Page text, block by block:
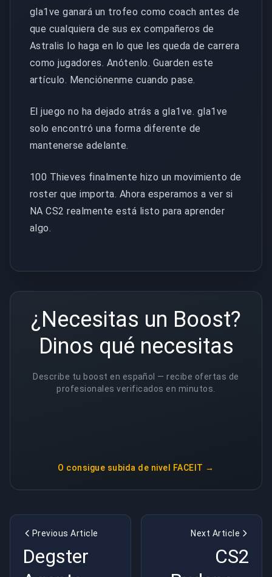
gla1ve ganará un trofeo como coach antes de
que cualquiera de sus ex compañeros de
Astralis lo haga en lo que les queda de carrera
como jugadores. Anótenlo. Guarden este
artículo. Menciónenme cuando pase.
El juego no ha dejado atrás a gla1ve. gla1ve
solo encontró una forma diferente de
mantenerse adelante.
100 Thieves finalmente hizo un movimiento de
roster que importa. Ahora esperamos a ver si
NA CS2 realmente está listo para aprender
algo.
¿Necesitas un Boost?
Dinos qué necesitas
Describe tu boost en español — recibe ofertas de
profesionales verificados en minutos.
O consigue subida de nivel FACEIT →
Previous Article
Degster
Next Article
CS2